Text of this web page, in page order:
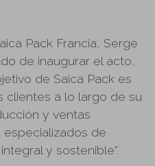
Pack Francia, Serge
de inaugurar el acto,
de Saica Pack es
clientes a lo largo de su
y ventas
de
y sostenible”.